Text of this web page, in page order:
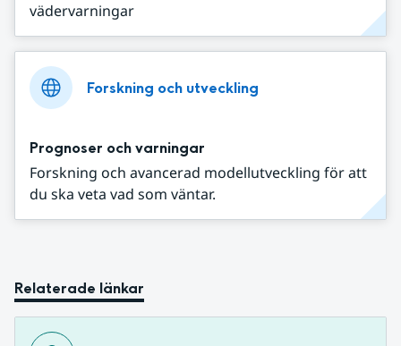
vädervarningar
Forskning och utveckling
Prognoser och varningar
Forskning och avancerad modellutveckling för att
du ska veta vad som väntar.
Relaterade länkar